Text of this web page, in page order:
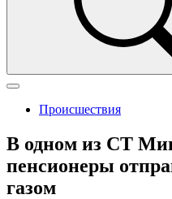
Происшествия
В одном из СТ
пенсионеры
газом